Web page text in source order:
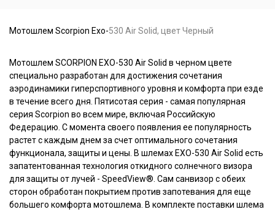
Мотошлем Scorpion Exo-530 Air Solid, цвет Черный
Мотошлем SCORPION EXO-530 Air Solid в черном цвете
специально разработан для достижения сочетания
аэродинамики гиперспортивного уровня и комфорта при езде
в течение всего дня. Пятисотая серия - самая популярная
серия Scorpion во всем мире, включая Российскую
Федерацию. С момента своего появления ее популярность
растет с каждым днем за счет оптимального сочетания
функционала, защиты и цены. В шлемах EXO-530 Air Solid есть
запатентованная технология откидного солнечного визора
для защиты от лучей - SpeedView®. Сам санвизор с обеих
сторон обработан покрытием против запотевания для еще
большего комфорта мотошлема. В комплекте поставки шлема